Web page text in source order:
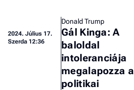
2024. Július 17.
Szerda 12:36
Donald Trump
Gál Kinga: A
baloldal
intoleranciája
megalapozza a
politikai